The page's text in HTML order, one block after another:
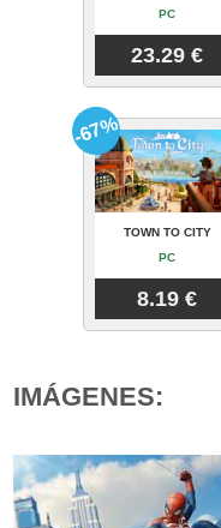
PC
23.29 €
TOWN TO CITY
PC
8.19 €
-67%
IMÁGENES: